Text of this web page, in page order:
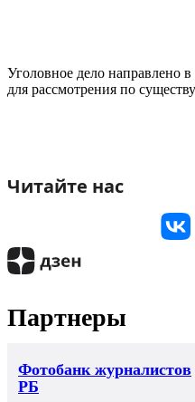
Уголовное дело направлено
для рассмотрения по
Читайте нас
Партнеры
Фотобанк журналистов
РБ